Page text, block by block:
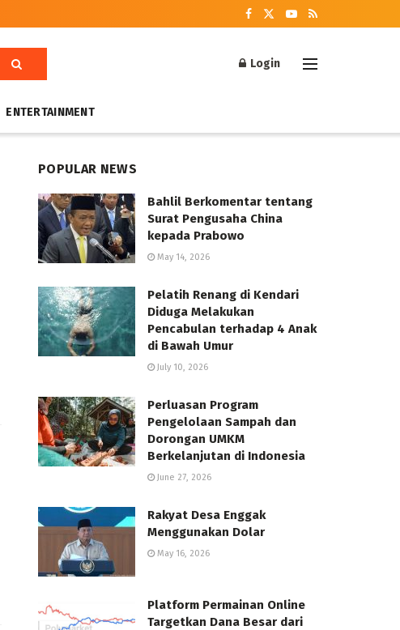
Login
ENTERTAINMENT
POPULAR NEWS
Bahlil Berkomentar tentang
Surat Pengusaha China
kepada Prabowo
May 14, 2026
Pelatih Renang di Kendari
Diduga Melakukan
Pencabulan terhadap 4 Anak
di Bawah Umur
July 10, 2026
Perluasan Program
Pengelolaan Sampah dan
Dorongan UMKM
Berkelanjutan di Indonesia
June 27, 2026
Rakyat Desa Enggak
Menggunakan Dolar
May 16, 2026
Platform Permainan Online
Targetkan Dana Besar dari